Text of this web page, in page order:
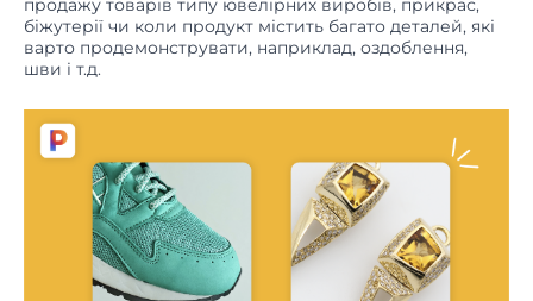
варто продемонструвати, наприклад, оздоблення,
шви і т.д.